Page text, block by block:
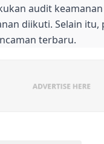
audit
diikuti. Selain
terbaru.